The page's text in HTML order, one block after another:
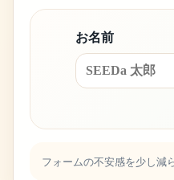
お名前
フォームの不安感を少し減